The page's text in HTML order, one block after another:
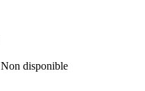
Non disponible